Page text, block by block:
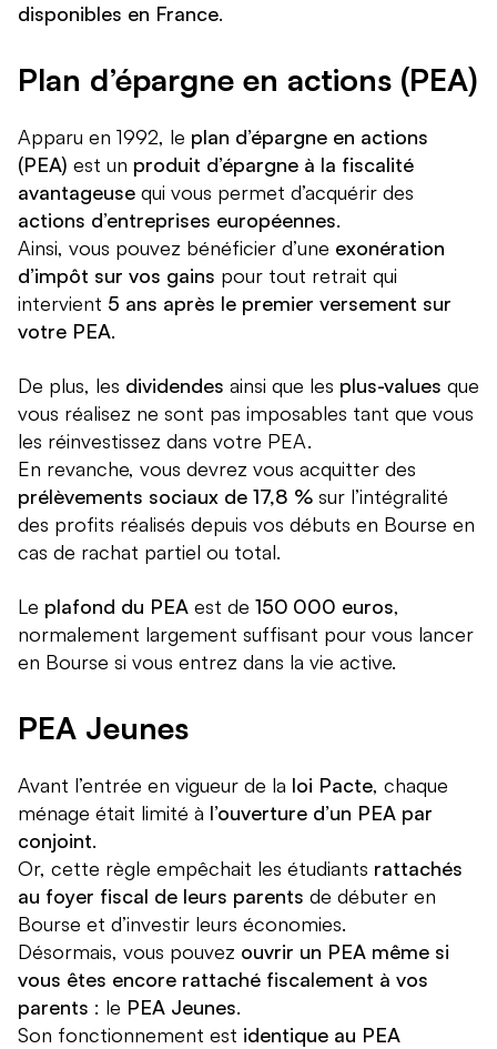
disponibles en France.
Plan d’épargne en actions (PEA)
Apparu en 1992, le plan d’épargne en actions
(PEA) est un produit d’épargne à la fiscalité
avantageuse qui vous permet d’acquérir des
actions d’entreprises européennes.
Ainsi, vous pouvez bénéficier d’une exonération
d’impôt sur vos gains pour tout retrait qui
intervient 5 ans après le premier versement sur
votre PEA.
De plus, les dividendes ainsi que les plus-values que
vous réalisez ne sont pas imposables tant que vous
les réinvestissez dans votre PEA.
En revanche, vous devrez vous acquitter des
prélèvements sociaux de 17,8 % sur l’intégralité
des profits réalisés depuis vos débuts en Bourse en
cas de rachat partiel ou total.
Le plafond du PEA est de 150 000 euros,
normalement largement suffisant pour vous lancer
en Bourse si vous entrez dans la vie active.
PEA Jeunes
Avant l’entrée en vigueur de la loi Pacte, chaque
ménage était limité à l’ouverture d’un PEA par
conjoint.
Or, cette règle empêchait les étudiants rattachés
au foyer fiscal de leurs parents de débuter en
Bourse et d’investir leurs économies.
Désormais, vous pouvez ouvrir un PEA même si
vous êtes encore rattaché fiscalement à vos
parents : le PEA Jeunes.
Son fonctionnement est identique au PEA